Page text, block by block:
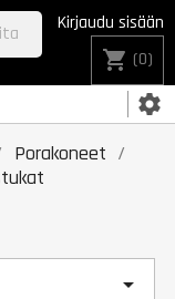
settings
Kirjaudu sisään
shopping_cart (0)
Porakoneet
